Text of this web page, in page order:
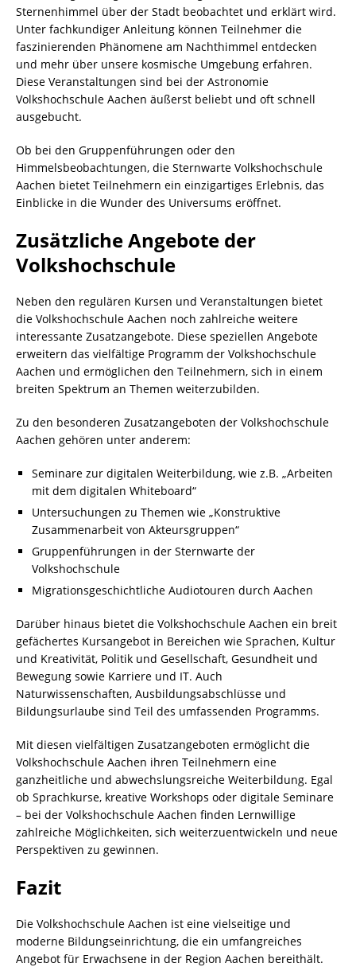
Sternenhimmel über der Stadt beobachtet und erklärt wird.
Unter fachkundiger Anleitung können Teilnehmer die
faszinierenden Phänomene am Nachthimmel entdecken
und mehr über unsere kosmische Umgebung erfahren.
Diese Veranstaltungen sind bei der Astronomie
Volkshochschule Aachen äußerst beliebt und oft schnell
ausgebucht.
Ob bei den Gruppenführungen oder den
Himmelsbeobachtungen, die Sternwarte Volkshochschule
Aachen bietet Teilnehmern ein einzigartiges Erlebnis, das
Einblicke in die Wunder des Universums eröffnet.
Zusätzliche Angebote der
Volkshochschule
Neben den regulären Kursen und Veranstaltungen bietet
die Volkshochschule Aachen noch zahlreiche weitere
interessante Zusatzangebote. Diese speziellen Angebote
erweitern das vielfältige Programm der Volkshochschule
Aachen und ermöglichen den Teilnehmern, sich in einem
breiten Spektrum an Themen weiterzubilden.
Zu den besonderen Zusatzangeboten der Volkshochschule
Aachen gehören unter anderem:
Seminare zur digitalen Weiterbildung, wie z.B. „Arbeiten
mit dem digitalen Whiteboard“
Untersuchungen zu Themen wie „Konstruktive
Zusammenarbeit von Akteursgruppen“
Gruppenführungen in der Sternwarte der
Volkshochschule
Migrationsgeschichtliche Audiotouren durch Aachen
Darüber hinaus bietet die Volkshochschule Aachen ein breit
gefächertes Kursangebot in Bereichen wie Sprachen, Kultur
und Kreativität, Politik und Gesellschaft, Gesundheit und
Bewegung sowie Karriere und IT. Auch
Naturwissenschaften, Ausbildungsabschlüsse und
Bildungsurlaube sind Teil des umfassenden Programms.
Mit diesen vielfältigen Zusatzangeboten ermöglicht die
Volkshochschule Aachen ihren Teilnehmern eine
ganzheitliche und abwechslungsreiche Weiterbildung. Egal
ob Sprachkurse, kreative Workshops oder digitale Seminare
– bei der Volkshochschule Aachen finden Lernwillige
zahlreiche Möglichkeiten, sich weiterzuentwickeln und neue
Perspektiven zu gewinnen.
Fazit
Die Volkshochschule Aachen ist eine vielseitige und
moderne Bildungseinrichtung, die ein umfangreiches
Angebot für Erwachsene in der Region Aachen bereithält.